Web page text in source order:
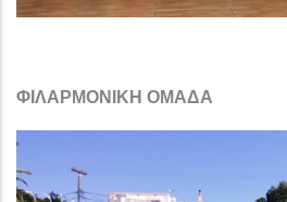
ΦΙΛΑΡΜΟΝΙΚΗ ΟΜΑΔΑ